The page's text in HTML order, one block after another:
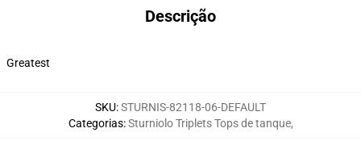
Descrição
Greatest
SKU:STURNIS-82118-06-DEFAULT
Categorias:Sturniolo Triplets Tops de tanque,